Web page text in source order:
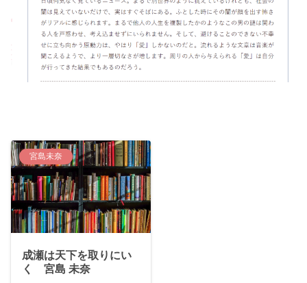
宮島未奈
成瀬は天下を取りにい
く 宮島 未奈